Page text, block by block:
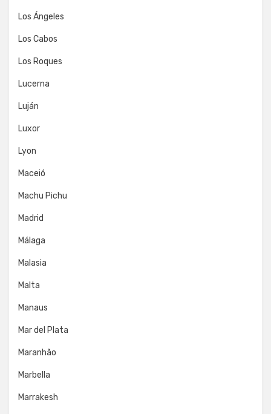
Los Ángeles
Los Cabos
Los Roques
Lucerna
Luján
Luxor
Lyon
Maceió
Machu Pichu
Madrid
Málaga
Malasia
Malta
Manaus
Mar del Plata
Maranhão
Marbella
Marrakesh